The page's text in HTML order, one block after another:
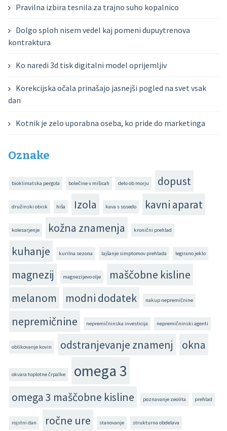
Pravilna izbira tesnila za trajno suho kopalnico
Dolgo sploh nisem vedel kaj pomeni dupuytrenova
kontraktura
Ko naredi 3d tisk digitalni model oprijemljiv
Korekcijska očala prinašajo jasnejši pogled na svet vsak
dan
Kotnik je zelo uporabna oseba, ko pride do marketinga
Oznake
bioklimatska pergola bolečine v mišicah delo ob morju dopust
družinski obisk hiša Izola kava s sosedo kavni aparat
kolesarjenje kožna znamenja kronični prehlad
kuhanje kurilna sezona lajšanje simptomov prehlada legirano jeklo
magnezij magnezijevo olje
maščobne kisline
melanom
modni dodatek nakup nepremičnine
nepremičnine nepremičninska investicija nepremičninski agenti
oblikovanje kovin odstranjevanje znamenj okna
okvara toplotne črpalke omega 3
omega 3 maščobne kisline poznavanje zeolita prehlad
rojstni dan ročne ure stanovanje strukturna obdelava